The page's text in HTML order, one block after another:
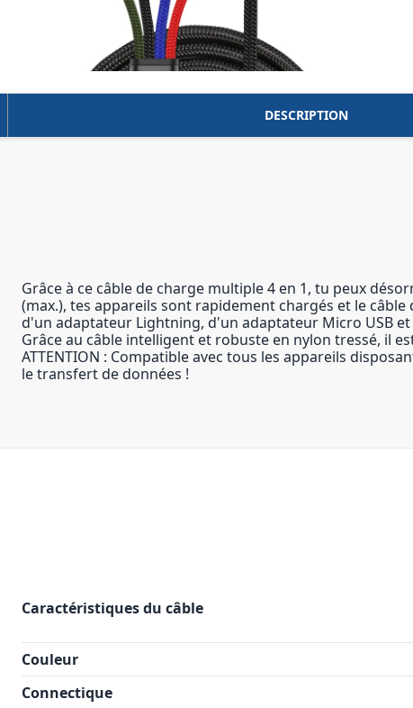
DESCRIPTION
Grâce à ce câble de charge multiple 4 en 1, tu peux
(max.), tes appareils sont rapidement chargés et le
d'un adaptateur Lightning, d'un adaptateur Micro USB
Grâce au câble intelligent et robuste en nylon tressé, il
ATTENTION : Compatible avec tous les appareils
le transfert de données !
Caractéristiques du câble
Couleur
Connectique